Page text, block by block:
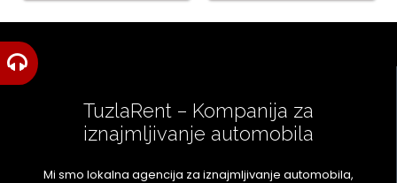
TuzlaRent – Kompanija za
iznajmljivanje automobila
Mi smo lokalna agencija za iznajmljivanje automobila,